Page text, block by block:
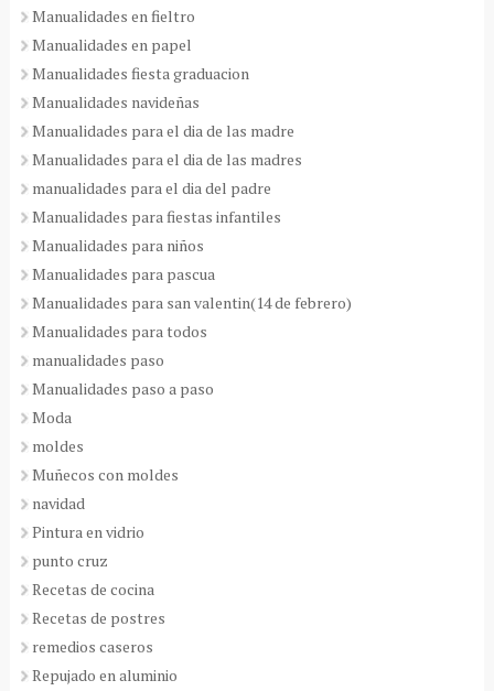
Manualidades en fieltro
Manualidades en papel
Manualidades fiesta graduacion
Manualidades navideñas
Manualidades para el dia de las madre
Manualidades para el dia de las madres
manualidades para el dia del padre
Manualidades para fiestas infantiles
Manualidades para niños
Manualidades para pascua
Manualidades para san valentin(14 de febrero)
Manualidades para todos
manualidades paso
Manualidades paso a paso
Moda
moldes
Muñecos con moldes
navidad
Pintura en vidrio
punto cruz
Recetas de cocina
Recetas de postres
remedios caseros
Repujado en aluminio